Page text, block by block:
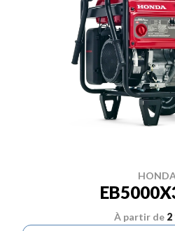
À partir de 2